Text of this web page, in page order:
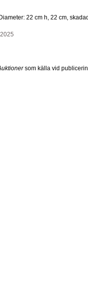
22 cm h, 22 cm,
som källa vid